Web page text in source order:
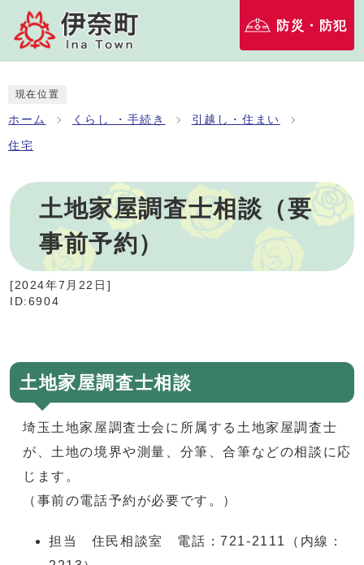
防災・防犯
現在位置
ホーム くらし ・手続き 引越し・住まい
住宅
土地家屋調査士相談（要
事前予約）
[2024年7月22日 ]
ID:6904
土地家屋調査士相談
埼玉土地家屋調査士会に所属する土地家屋調査士
が、土地の境界や測量、分筆、合筆などの相談に応
じます。
（事前の電話予約が必要です。）
担当 住民相談室 電話：721-2111（内線：